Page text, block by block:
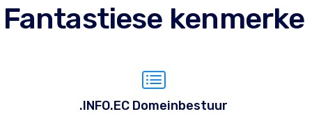
Fantastiese kenmerke
.INFO.EC Domeinbestuur